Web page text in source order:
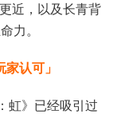
近，以及长青背
力。
认可」
虹》已经吸引过